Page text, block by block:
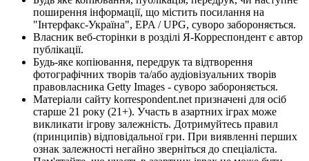
поширення інформації, що містить посилання на
"Інтерфакс-Україна", EPA / UPG, суворо забороняється.
Власник веб-сторінки в розділі Я-Корреспондент є автор
публікації.
Будь-яке копіювання, передрук та відтворення
фотографічних творів та/або аудіовізуальних творів
правовласника Getty Images - суворо забороняється.
Матеріали сайту korrespondent.net призначені для осіб
старше 21 року (21+). Участь в азартних іграх може
викликати ігрову залежність. Дотримуйтесь правил
(принципів) відповідальної гри. При виявленні перших
ознак залежності негайно зверніться до спеціаліста.